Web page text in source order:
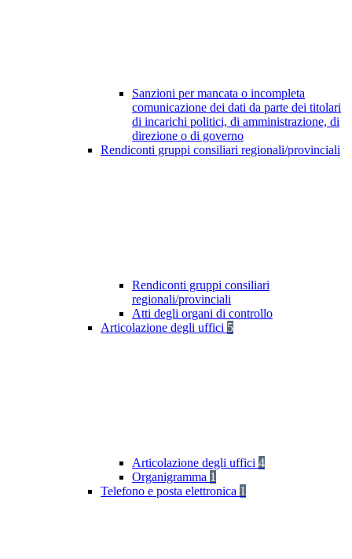
Sanzioni per mancata o incompleta
comunicazione dei dati da parte dei titolari
di incarichi politici, di amministrazione, di
direzione o di governo
Rendiconti gruppi consiliari regionali/provinciali
Rendiconti gruppi consiliari
regionali/provinciali
Atti degli organi di controllo
Articolazione degli uffici 5
Articolazione degli uffici 4
Organigramma 1
Telefono e posta elettronica 1